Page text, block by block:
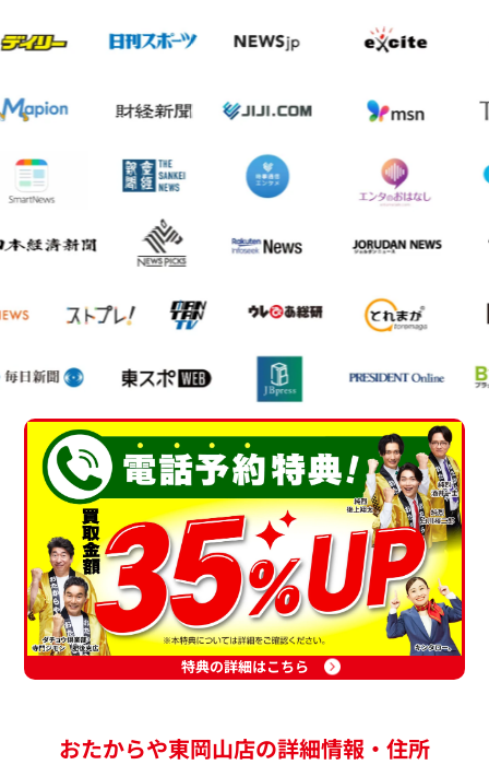
特典の詳細はこちら
おたからや東岡山店の詳細情報・住所